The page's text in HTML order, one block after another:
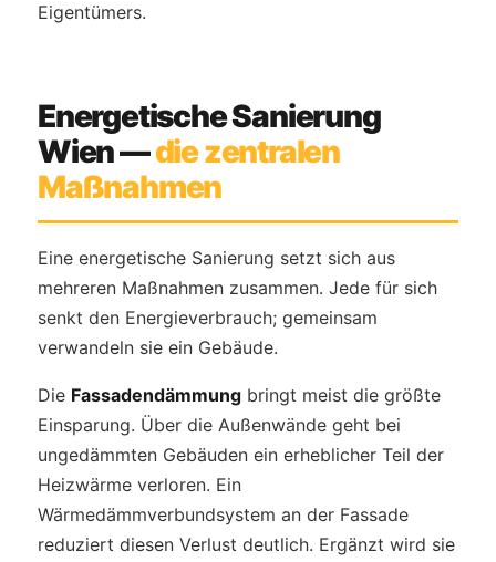
Eigentümers.
Energetische Sanierung
Wien —die zentralen
Maßnahmen
Eine energetische Sanierung setzt sich aus
mehreren Maßnahmen zusammen. Jede für sich
senkt den Energieverbrauch; gemeinsam
verwandeln sie ein Gebäude.
Die Fassadendämmung bringt meist die größte
Einsparung. Über die Außenwände geht bei
ungedämmten Gebäuden ein erheblicher Teil der
Heizwärme verloren. Ein
Wärmedämmverbundsystem an der Fassade
reduziert diesen Verlust deutlich. Ergänzt wird sie